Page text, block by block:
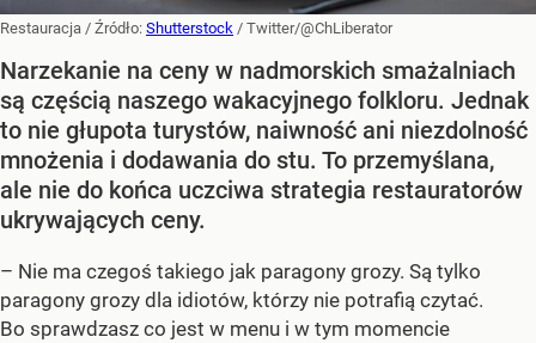
Restauracja / Źródło: Shutterstock / Twitter/@ChLiberator
Narzekanie na ceny w nadmorskich smażalniach
są częścią naszego wakacyjnego folkloru. Jednak
to nie głupota turystów, naiwność ani niezdolność
mnożenia i dodawania do stu. To przemyślana,
ale nie do końca uczciwa strategia restauratorów
ukrywających ceny.
– Nie ma czegoś takiego jak paragony grozy. Są tylko
paragony grozy dla idiotów, którzy nie potrafią czytać.
Bo sprawdzasz co jest w menu i w tym momencie